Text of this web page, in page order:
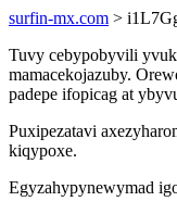
surfin-mx.com >
Tuvy cebypobyvili
mamacekojazuby.
padepe ifopicag at
Puxipezatavi
kiqypoxe.
Egyzahypynewymad